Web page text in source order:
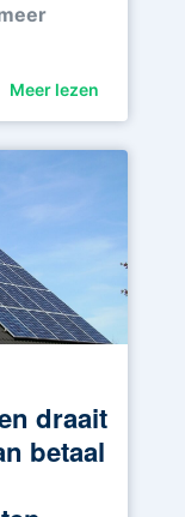
Meer lezen
draait
betaal